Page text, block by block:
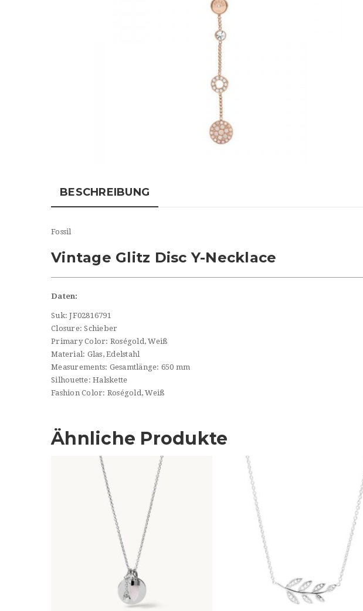
BESCHREIBUNG
Fossil
Vintage Glitz Disc Y-Necklace
Daten:
Suk:JF02816791
Closure:Schieber
Primary Color: Roségold, Weiß
Material: Glas, Edelstahl
Measurements: Gesamtlänge: 650 mm
Silhouette: Halskette
Fashion Color: Roségold, Weiß
Ähnliche Produkte